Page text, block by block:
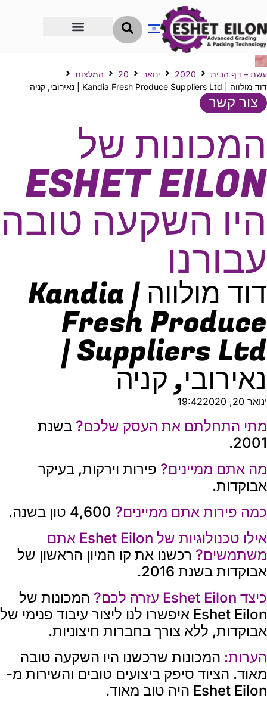
עשת – דף הבית 2020 ינואר 20
המלצות
דוד מולווה | Kandia Fresh Produce Suppliers Ltd | נאירובי, קניה
צור קשר
המכונות של
ESHET EILON
היו השקעה טובה
עבורנו
דוד מולווה | Kandia
Fresh Produce
Suppliers Ltd |
נאירובי, קניה
ינואר 20, 2020 19:42
מתי התחלתם את העסק שלכם? בשנת
2001.
מה אתם ממיינים? פירות וירקות, בעיקר
אבוקדות.
כמה פירות אתם ממיינים?
אילו טכנולוגיות של Eshet Eilon אתם
משתמשים? רכשנו את קו המיון הראשון של
אבוקדות בשנת 2016.
כיצד Eshet Eilon עזרה לכם?
המכונות של
Eshet Eilon איפשרו לנו ליצור עיבוד פנימי של
אבוקדות, ללא צורך בחברות חיצוניות.
הערות: המכונות שרכשנו היו השקעה טובה
מאוד. הציוד סיפק ביצועים טובים והשירות מ-
Eshet Eilon היה טוב מאוד.